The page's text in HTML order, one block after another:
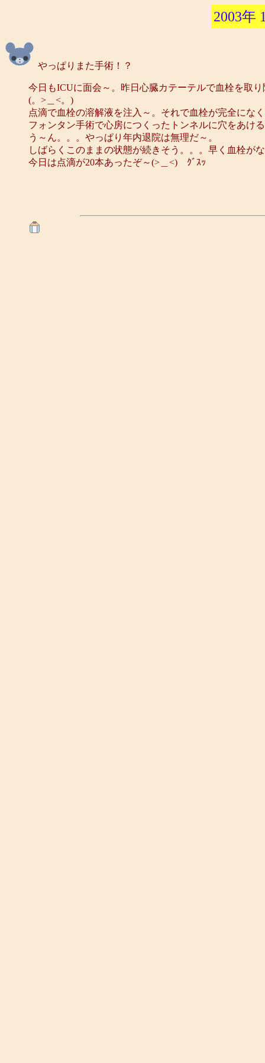
2003年
やっぱりまた手術！？
今日もICUに面会～。昨日心臓カテーテルで血栓を取
(。>＿<。)
点滴で血栓の溶解液を注入～。それで血栓が完全にな
フォンタン手術で心房につくったトンネルに穴をあけ
う～ん。。。やっぱり年内退院は無理だ～。
しばらくこのままの状態が続きそう。。。早く血栓が
今日は点滴が20本あったぞ～(>＿<)ゞｸﾞｽｯ